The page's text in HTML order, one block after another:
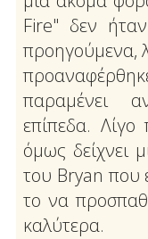
Fire" δεν
προηγούμενα,
παραμένει
επίπεδα.
όμως δείχνει
του Bryan που
το να
καλύτερα.